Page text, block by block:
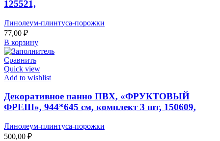
125521,
Линолеум-плинтуса-порожки
77,00 ₽
В корзину
Сравнить
Quick view
Add to wishlist
Декоративное панно ПВХ, «ФРУКТОВЫЙ
ФРЕШ», 944*645 см, комплект 3 шт, 150609,
Линолеум-плинтуса-порожки
500,00 ₽